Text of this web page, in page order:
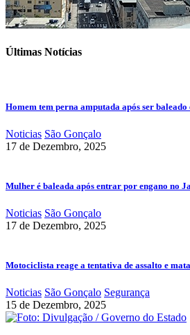
Últimas Notícias
Homem tem perna amputada após ser
Noticias São Gonçalo
17 de Dezembro, 2025
Mulher é baleada após entrar por engano no
Noticias São Gonçalo
17 de Dezembro, 2025
Motociclista reage a tentativa de assalto e
Noticias São Gonçalo Segurança
15 de Dezembro, 2025